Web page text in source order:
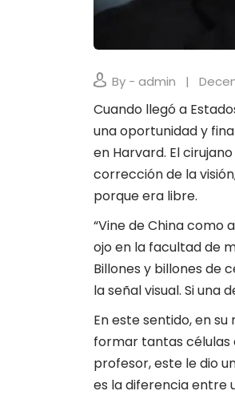
By - admin
Cuando llegó a
una oportunidad y
en Harvard. El
corrección de la
porque era libre.
“Vine de China como
ojo en la facultad de
Billones y billones
la señal visual. Si una
En este sentido, en
formar tantas células
profesor, este le dio
es la diferencia entre